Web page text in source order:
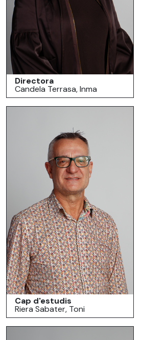
Directora
Candela Terrasa, Inma
Cap d'estudis
Riera Sabater, Toni